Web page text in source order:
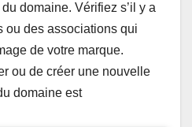
domaine. Vérifiez s’il y a
ou des associations qui
de votre marque.
ou de créer une nouvelle
domaine est